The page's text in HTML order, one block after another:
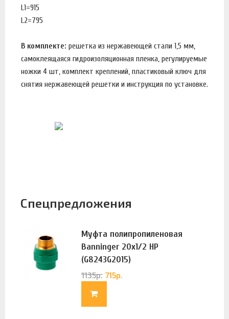
L1=915
L2=795
В комплекте: решетка из нержавеющей стали 1,5 мм,
самоклеящаяся гидроизоляционная пленка, регулируемые
ножки 4 шт, комплект креплений, пластиковый ключ для
снятия нержавеющей решетки и инструкция по установке.
Спецпредложения
Муфта полипропиленовая
Banninger 20х1/2 НР
(G8243G2015)
1135р. 715р.